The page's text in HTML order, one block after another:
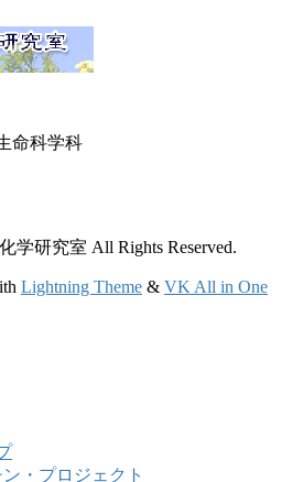
命科学科
学研究室 All Rights Reserved.
Lightning Theme & VK All in One
・プロジェクト